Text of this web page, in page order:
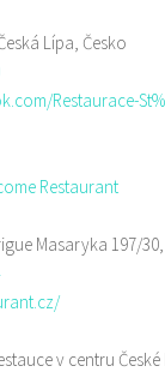
Lípa, Česko
Restaurace-
Restaurant
Masaryka 197/
v centru České